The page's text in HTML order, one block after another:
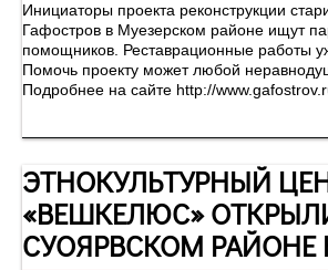
Инициаторы проекта реконструкции
Гафостров в Муезерском районе ищут
помощников. Реставрационные работы
Помочь проекту может любой
Подробнее на сайте http://
ЭТНОКУЛЬТУРНЫЙ
«ВЕШКЕЛЮС»
СУОЯРВСКОМ РАЙОНЕ